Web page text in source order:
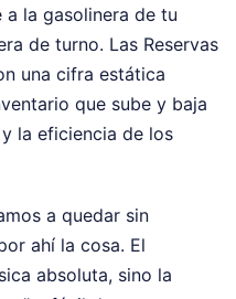
la gasolinera de tu
de turno. Las Reservas
una cifra estática
que sube y baja
la eficiencia de los
a quedar sin
ahí la cosa. El
absoluta, sino la